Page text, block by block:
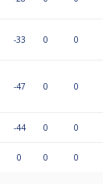
-33 0 0
-47 0 0
-44 0 0
0 0 0